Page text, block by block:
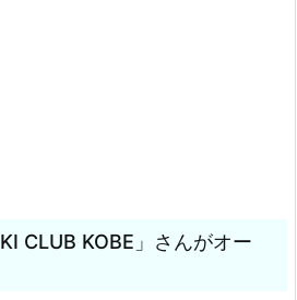
CLUB KOBE」さんがオー